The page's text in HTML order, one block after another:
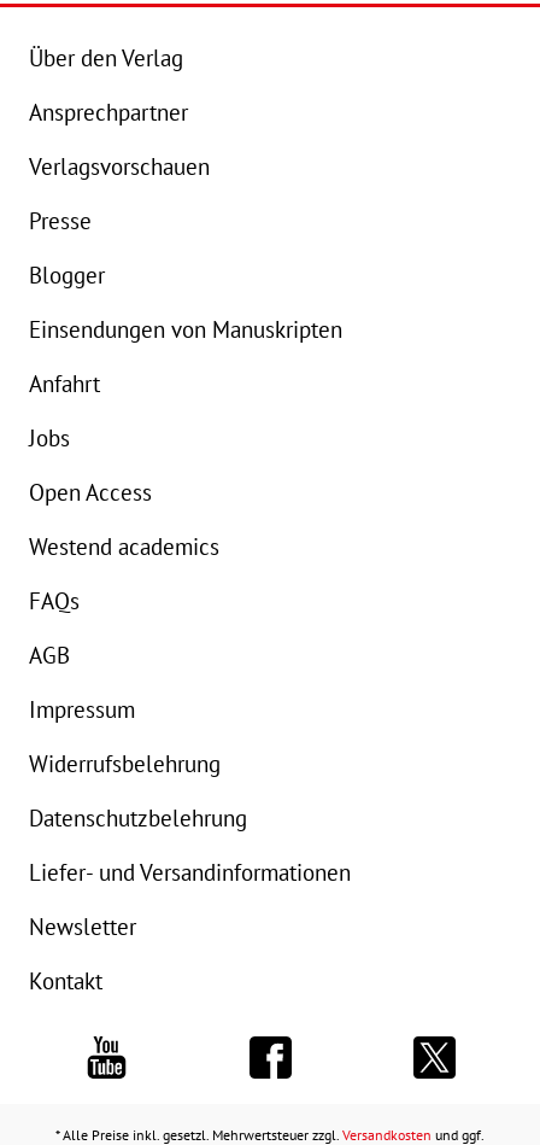
Über den Verlag
Ansprechpartner
Verlagsvorschauen
Presse
Blogger
Einsendungen von Manuskripten
Anfahrt
Jobs
Open Access
Westend academics
FAQs
AGB
Impressum
Widerrufsbelehrung
Datenschutzbelehrung
Liefer- und Versandinformationen
Newsletter
Kontakt
* Alle Preise inkl. gesetzl. Mehrwertsteuer zzgl. Versandkosten und ggf.